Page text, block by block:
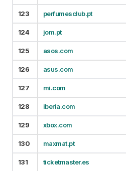
123 perfumesclub.pt
124 jom.pt
125 asos.com
126 asus.com
127 mi.com
128 iberia.com
129 xbox.com
130 maxmat.pt
131 ticketmaster.es